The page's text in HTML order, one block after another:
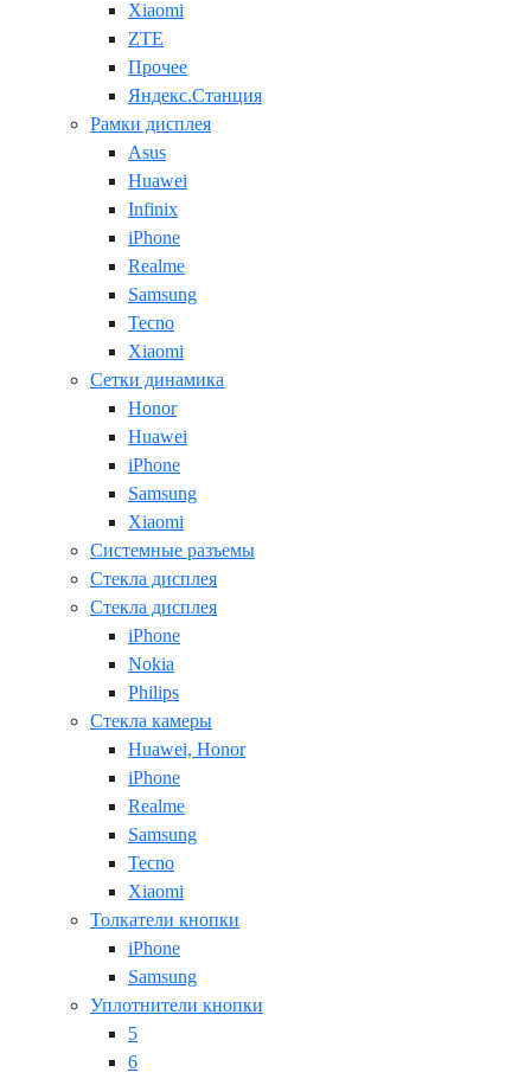
Xiaomi
ZTE
Прочее
Яндекс.Станция
Рамки дисплея
Asus
Huawei
Infinix
iPhone
Realme
Samsung
Tecno
Xiaomi
Сетки динамика
Honor
Huawei
iPhone
Samsung
Xiaomi
Системные разъемы
Стекла дисплея
Стекла дисплея
iPhone
Nokia
Philips
Стекла камеры
Huawei, Honor
iPhone
Realme
Samsung
Tecno
Xiaomi
Толкатели кнопки
iPhone
Samsung
Уплотнители кнопки
5
6